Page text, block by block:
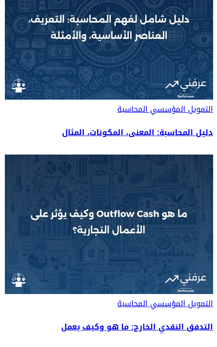
التمويل المؤسسيالمحاسبة
دليل المحاسبة: المعنى، المكونات، المثال
التمويل المؤسسيالمحاسبة
التدفق النقدي الخارج: ما هو وكيف يعمل